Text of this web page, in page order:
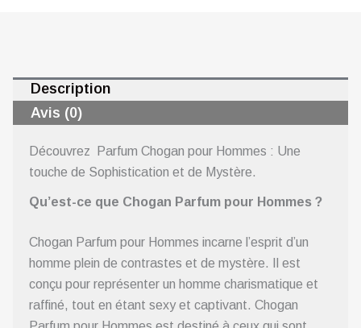
Description
Avis (0)
Découvrez Parfum Chogan pour Hommes : Une
touche de Sophistication et de Mystère.
Qu’est-ce que Chogan Parfum pour Hommes ?
Chogan Parfum pour Hommes incarne l’esprit d’un
homme plein de contrastes et de mystère. Il est
conçu pour représenter un homme charismatique et
raffiné, tout en étant sexy et captivant. Chogan